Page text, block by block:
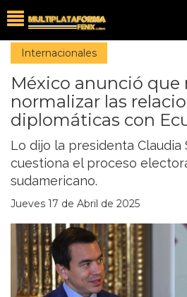
Internacionales
México anunció que
normalizar las
diplomáticas con
Lo dijo la presidenta Claudia
cuestiona el proceso
sudamericano.
Jueves 17 de Abril de 2025